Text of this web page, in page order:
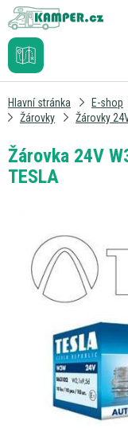
Hlavní stránka E-shop
Žárovky
Žárovky
Žárovka 24V
TESLA